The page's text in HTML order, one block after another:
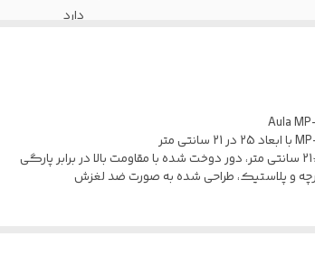
دارد
و پلاستیک، طراحی شده به صورت ضد لغزش